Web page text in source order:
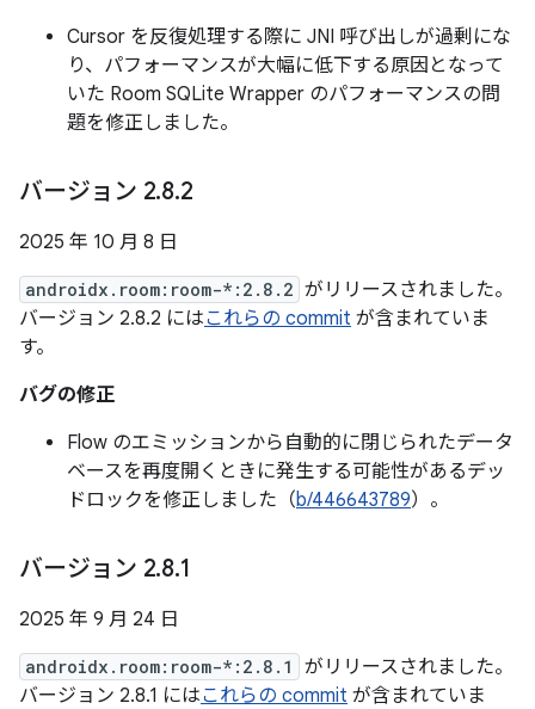
Cursor を反復処理する際に JNI 呼び出しが過剰にな
り、パフォーマンスが大幅に低下する原因となって
いた Room SQLite Wrapper のパフォーマンスの問
題を修正しました。
バージョン 2.8.2
2025 年 10 月 8 日
androidx.room:room-*:2.8.2 がリリースされました。
バージョン 2.8.2 にはこれらの commit が含まれていま
す。
バグの修正
Flow のエミッションから自動的に閉じられたデータ
ベースを再度開くときに発生する可能性があるデッ
ドロックを修正しました（b/446643789）。
バージョン 2.8.1
2025 年 9 月 24 日
androidx.room:room-*:2.8.1
がリリースされました。
バージョン 2.8.1 にはこれらの commit が含まれていま